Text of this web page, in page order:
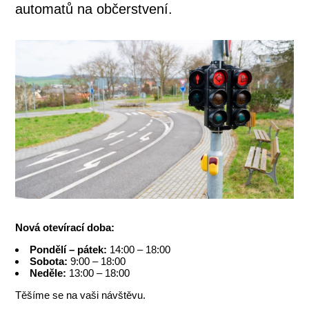
automatů na občerstvení.
Nová otevírací doba:
Pondělí – pátek: 14:00 – 18:00
Sobota: 9:00 – 18:00
Neděle: 13:00 – 18:00
Těšíme se na vaši návštěvu.